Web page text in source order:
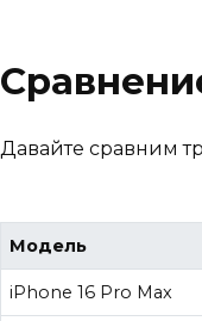
Давайте сравним
Модель
iPhone 16 Pro Max